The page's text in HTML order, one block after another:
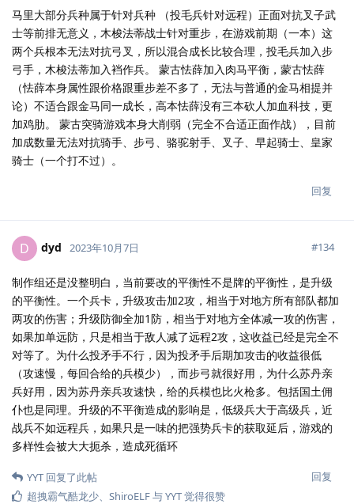
马里大部分兵种属于针对兵种 （投毛兵针对远程）正面对抗叉子武
士等前排无意义，木梭法蒂战士针对重步，在游戏前期（一本）这
两个兵根本无法对抗弓叉，所以混合成长比较合理，投毛兵加入步
弓手，木梭法蒂加入裆作兵。 蒙古怯薛加入肉马平衡，蒙古怯薛
（怯薛本身属性跟价格跟重步差不多了，无法与普通的金马相提并
论）不适合跟金马同一成长，高本怯薛没有三本砍人加血科技，更
加鸡肋。 蒙古突骑游戏本身大削弱（完全不合适正面作战），目前
加成数量无法对抗骑手、步弓、骆驼射手、叉子、早起骑士、皇家
骑士（一个打不过）。
回复
D dyd 2023年10月7日 #134
制作组还是没整明白，当前要改的平衡性不是牌的平衡性，是升级
的平衡性。一个兵卡，升级攻击加2攻，相当于对地方所有部队都加
两攻的伤害；升级防御全加1防，相当于对地方全体减一攻的伤害，
如果加单远防，只是相当于敌人减了远程2攻，这收益已经是完全不
对等了。为什么投矛手不行，因为投矛手后期加攻击的收益很低
（攻速慢，每回合给的兵模少），而步弓就很好用，为什么苏丹亲
兵好用，因为苏丹亲兵攻速快，给的兵模也比火枪多。包括国土佣
仆也是同理。升级的不平衡造成的影响是，低级兵大于高级兵，近
战兵不如远程兵，如果只是一味的把强势兵卡的获取延后，游戏的
多样性会被大大扼杀，造成死循环
回复
YYT 回复了此帖
超拽霸气酷龙少、 ShiroELF与YYT觉得很赞